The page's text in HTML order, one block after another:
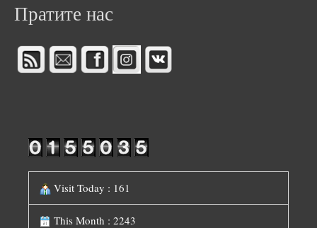
Пратите нас
Visit Today : 161
This Month : 2243